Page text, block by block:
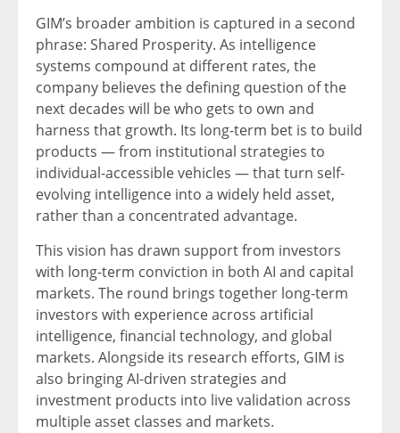
GIM’s broader ambition is captured in a second
phrase: Shared Prosperity. As intelligence
systems compound at different rates, the
company believes the defining question of the
next decades will be who gets to own and
harness that growth. Its long-term bet is to build
products — from institutional strategies to
individual-accessible vehicles — that turn self-
evolving intelligence into a widely held asset,
rather than a concentrated advantage.
This vision has drawn support from investors
with long-term conviction in both AI and capital
markets. The round brings together long-term
investors with experience across artificial
intelligence, financial technology, and global
markets. Alongside its research efforts, GIM is
also bringing AI-driven strategies and
investment products into live validation across
multiple asset classes and markets.